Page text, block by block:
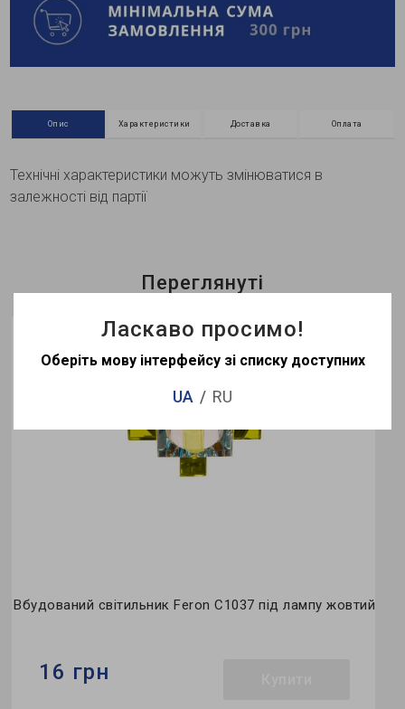
Опис Характеристики Доставка Оплата
Технічні характеристики можуть змінюватися в
залежності від партії
Переглянуті
Вбудований світильник Feron C1037 під лампу жовтий
16 грн
Ласкаво просимо!
Оберіть мову інтерфейсу зі списку доступних
UA RU